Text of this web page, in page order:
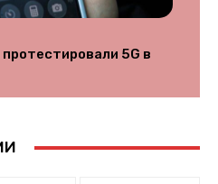
5G в